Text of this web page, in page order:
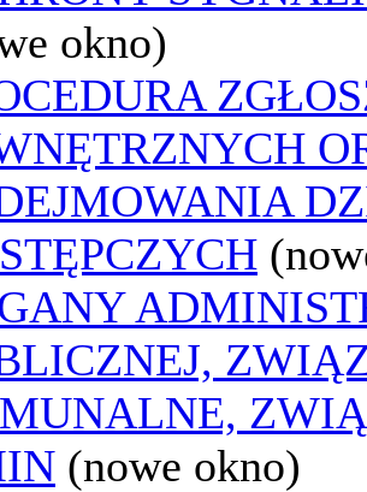
okno)
(nowe okno)